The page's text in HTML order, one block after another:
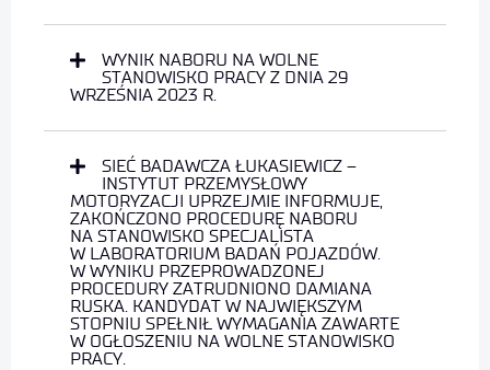
WYNIK NABORU NA WOLNE
STANOWISKO PRACY Z DNIA 29
WRZEŚNIA 2023 R.
SIEĆ BADAWCZA ŁUKASIEWICZ –
INSTYTUT PRZEMYSŁOWY
MOTORYZACJI UPRZEJMIE INFORMUJE,
ZAKOŃCZONO PROCEDURĘ NABORU
NA STANOWISKO SPECJALISTA
W LABORATORIUM BADAŃ POJAZDÓW.
W WYNIKU PRZEPROWADZONEJ
PROCEDURY ZATRUDNIONO DAMIANA
RUSKA. KANDYDAT W NAJWIĘKSZYM
STOPNIU SPEŁNIŁ WYMAGANIA ZAWARTE
W OGŁOSZENIU NA WOLNE STANOWISKO
PRACY.